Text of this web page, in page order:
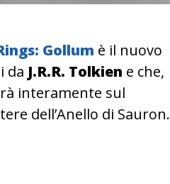
Gollum è il nuovo
da J.R.R. Tolkien e che,
interamente sul
dell’Anello di Sauron.